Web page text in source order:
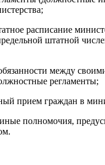
расписание
штатной
между
регламенты;
прием граждан в
полномочия,